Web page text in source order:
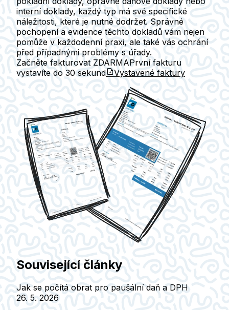
interní doklady, každý typ má své specifické
náležitosti, které je nutné dodržet. Správné
pochopení a evidence těchto dokladů vám nejen
pomůže v každodenní praxi, ale také vás ochrání
před případnými problémy s úřady.
Začněte fakturovat ZDARMAPrvní fakturu
vystavíte do 30 sekund Vystavené faktury
Související články
Jak se počítá obrat pro paušální daň a DPH
26. 5. 2026